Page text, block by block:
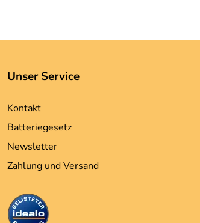
Unser Service
Kontakt
Batteriegesetz
Newsletter
Zahlung und Versand